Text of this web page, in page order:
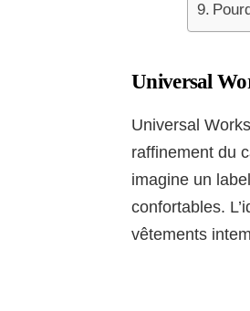
Universal
Universal
raffinement du
imagine un
confortables.
vêtements